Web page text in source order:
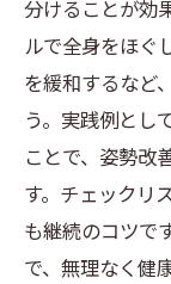
分けることが効
ルで全身をほぐ
を緩和するなど
う。実践例とし
ことで、姿勢改
す。チェックリ
も継続のコツで
で、無理なく健